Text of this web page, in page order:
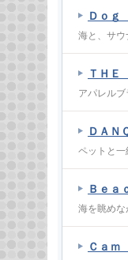
Ｄｏ
海と、サウ
ＴＨ
アパレル
ＤＡＮ
ペットと
Ｂｅａ
海を眺めな
Ｃａ